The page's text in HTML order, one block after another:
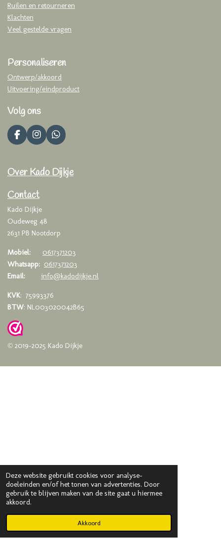
Deze website gebruikt cookies voor analyse-
doeleinden en/of het tonen van advertenties. Door
gebruik te blijven maken van de site gaat u hiermee
akkoord.
Akkoord
Ruilen en retourneren
Klachten
Veel gestelde vragen
Personaliseren
Ontwerp/akkoord
Uitvoering/eindproduct
Volg ons
F
a
b
o
k
I
n
a
r
a
m
W
h
s
Over Kado Dijkje
Contact
Kado Dijkje
Oudeweg 48
2631 PB Nootdorp
Mobiel:
0617371203
Whatsapp: 0617371203
Email:
info@kadodijkje.nl
KVK: 75993376
BTW: NL003020042B65
© 2019-2025 Kado Dijkje